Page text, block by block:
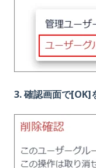
3. 確認画面で[OK]